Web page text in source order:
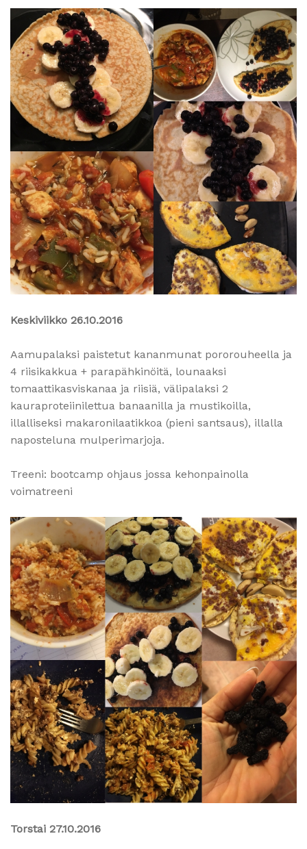
Keskiviikko 26.10.2016
Aamupalaksi paistetut kananmunat pororouheella ja
4 riisikakkua + parapähkinöitä, lounaaksi
tomaattikasviskanaa ja riisiä, välipalaksi 2
kauraproteiinilettua banaanilla ja mustikoilla,
illalliseksi makaronilaatikkoa (pieni santsaus), illalla
naposteluna mulperimarjoja.
Treeni: bootcamp ohjaus jossa kehonpainolla
voimatreeni
Torstai 27.10.2016